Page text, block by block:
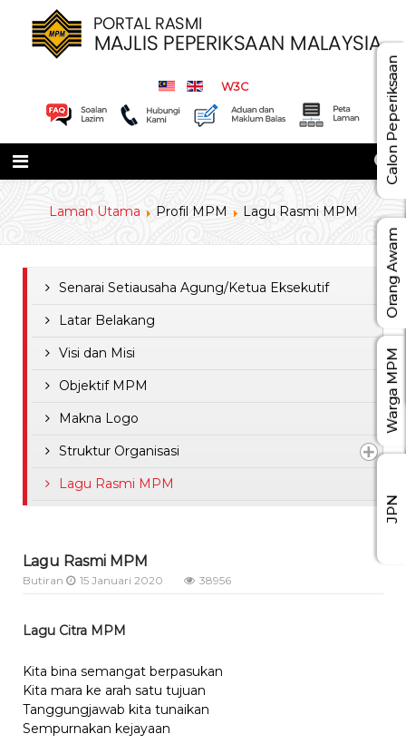
W3C
Laman Utama Profil MPM Lagu Rasmi MPM
Senarai Setiausaha Agung/Ketua Eksekutif
Latar Belakang
Visi dan Misi
Objektif MPM
Makna Logo
Struktur Organisasi
Lagu Rasmi MPM
Lagu Rasmi MPM
Butiran 15 Januari 2020 38956
Lagu Citra MPM
Kita bina semangat berpasukan
Kita mara ke arah satu tujuan
Tanggungjawab kita tunaikan
Sempurnakan kejayaan
Warga MPM
Calon Peperiksaan
Orang Awam
JPN